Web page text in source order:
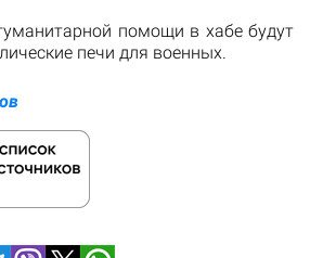
помощи в хабе будут
печи для военных.